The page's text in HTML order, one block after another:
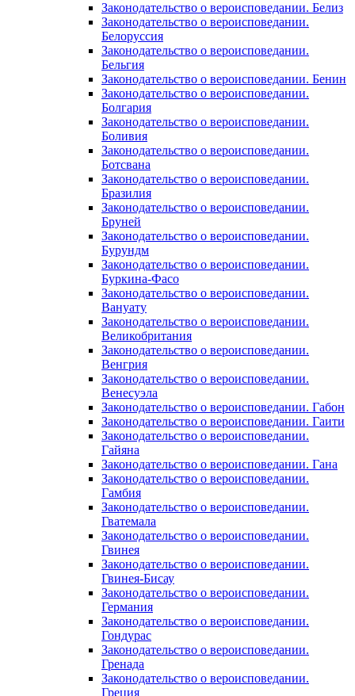
Законодательство о вероисповедании. Белиз
Законодательство о вероисповедании.
Белоруссия
Законодательство о вероисповедании.
Бельгия
Законодательство о вероисповедании. Бенин
Законодательство о вероисповедании.
Болгария
Законодательство о вероисповедании.
Боливия
Законодательство о вероисповедании.
Ботсвана
Законодательство о вероисповедании.
Бразилия
Законодательство о вероисповедании.
Бруней
Законодательство о вероисповедании.
Бурундм
Законодательство о вероисповедании.
Буркина-Фасо
Законодательство о вероисповедании.
Вануату
Законодательство о вероисповедании.
Великобритания
Законодательство о вероисповедании.
Венгрия
Законодательство о вероисповедании.
Венесуэла
Законодательство о вероисповедании. Габон
Законодательство о вероисповедании. Гаити
Законодательство о вероисповедании.
Гайяна
Законодательство о вероисповедании. Гана
Законодательство о вероисповедании.
Гамбия
Законодательство о вероисповедании.
Гватемала
Законодательство о вероисповедании.
Гвинея
Законодательство о вероисповедании.
Гвинея-Бисау
Законодательство о вероисповедании.
Германия
Законодательство о вероисповедании.
Гондурас
Законодательство о вероисповедании.
Гренада
Законодательство о вероисповедании.
Греция